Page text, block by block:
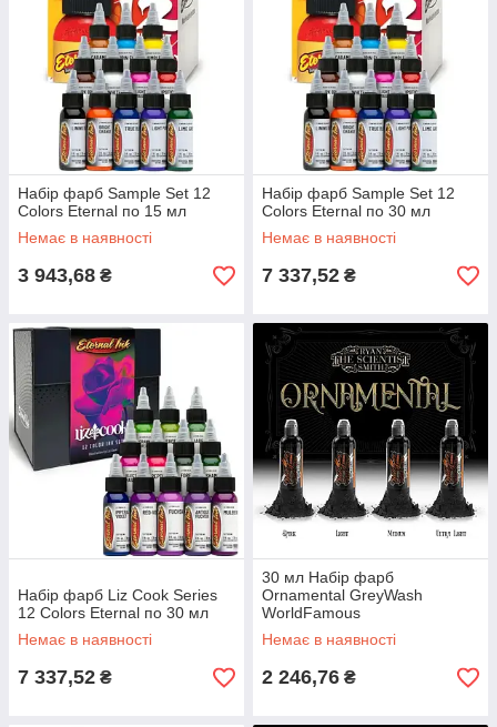
Набір фарб Sample Set 12
Colors Eternal по 15 мл
Немає в наявності
3 943,68 ₴
Набір фарб Sample Set 12
Colors Eternal по 30 мл
Немає в наявності
7 337,52 ₴
Набір фарб Liz Cook Series
12 Colors Eternal по 30 мл
Немає в наявності
7 337,52 ₴
30 мл Набір фарб
Ornamental GreyWash
WorldFamous
Немає в наявності
2 246,76 ₴